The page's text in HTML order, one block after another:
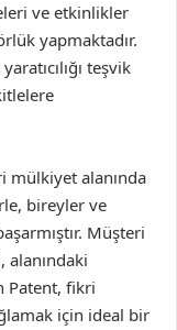
ve etkinlikler
yapmaktadır.
teşvik
mülkiyet alanında
bireyler ve
Müşteri
alanındaki
Patent, fikri
için ideal bir